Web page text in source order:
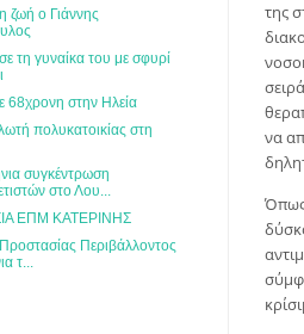
της
να
Όπως
ζωή ο Γιάννης
τη γυναίκα του με σφυρί
68χρονη στην Ηλεία
πολυκατοικίας στη
συγκέντρωση
στο Λου...
ΕΠΜ ΚΑΤΕΡΙΝΗΣ
Περιβάλλοντος
τ...